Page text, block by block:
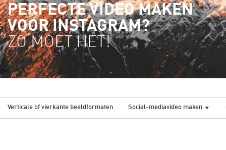
PERFECTE VIDEO MAKEN
VOOR INSTAGRAM?
ZO MOET HET!
Verticale of vierkante beeldformaten Social-mediavideo maken